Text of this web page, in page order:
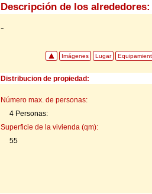
Descripción de los alrededores:
-
Imágenes Lugar
Distribucion de propiedad:
Número max. de personas:
4 Personas:
Superficie de la vivienda (qm):
55